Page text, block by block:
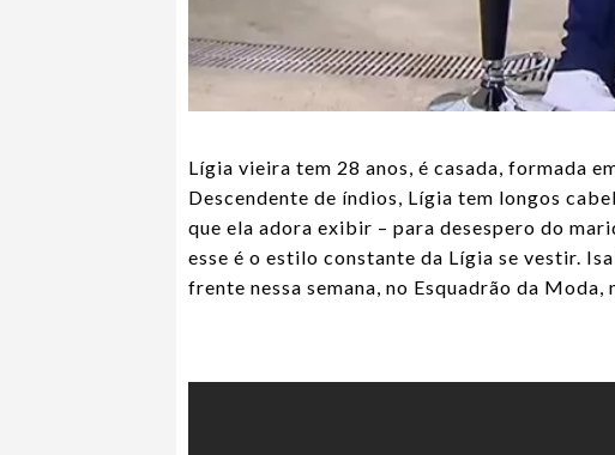
Lígia vieira tem 28 anos, é casada, formada
Descendente de índios, Lígia tem longos
que ela adora exibir – para desespero do
esse é o estilo constante da Lígia se vestir.
frente nessa semana, no Esquadrão da Moda,